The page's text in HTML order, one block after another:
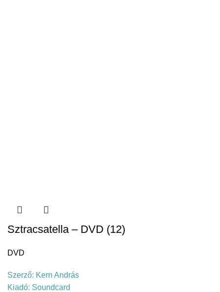
Sztracsatella – DVD (12)
DVD
Szerző: Kern András
Kiadó: Soundcard